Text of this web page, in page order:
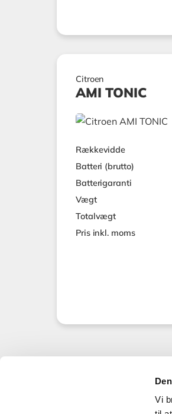
Vi
Citroen
AMI TONIC
Rækkevidde
Batteri (brutto)
Batterigaranti
Vægt
Totalvægt
Pris inkl. moms